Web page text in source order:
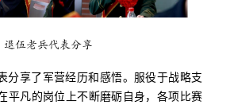
退伍老兵代表分享
分享了军营经历和感悟。服役于战略支
平凡的岗位上不断磨砺自身，各项比赛